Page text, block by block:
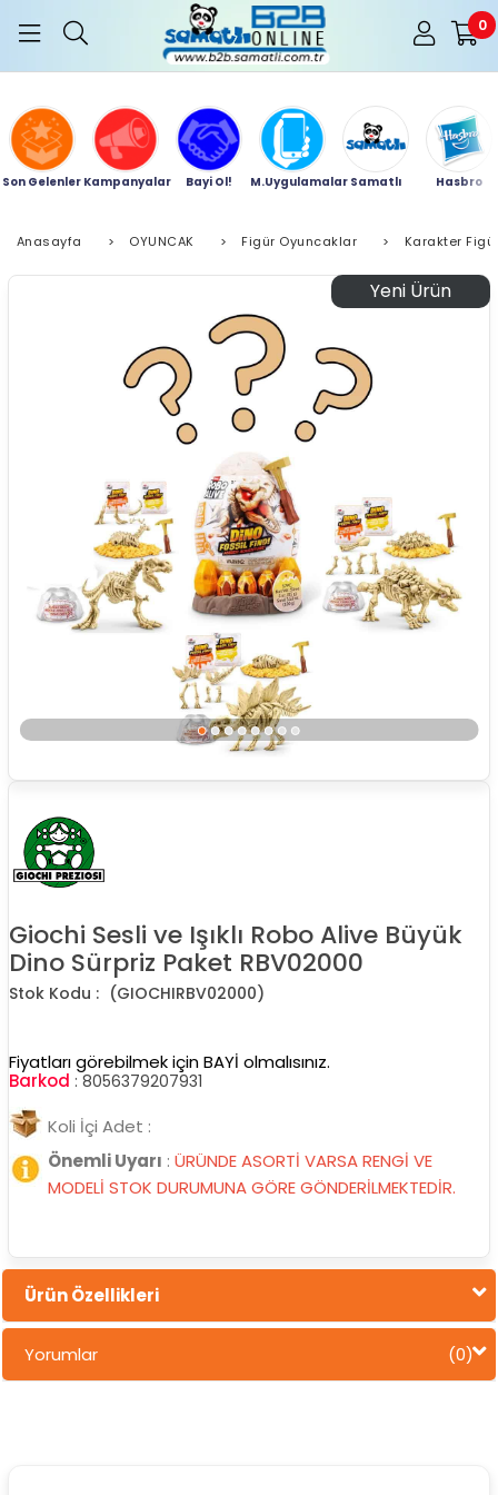
0
Son Gelenler Kampanyalar Bayi Ol! M.Uygulamalar Samatlı Hasbro
Anasayfa > OYUNCAK > Figür Oyuncaklar > Karakter
Yeni Ürün
Giochi Sesli ve Işıklı Robo Alive Büyük
Dino Sürpriz Paket RBV02000
(GIOCHIRBV02000)
Fiyatları görebilmek için BAYİ olmalısınız.
Barkod : 8056379207931
Koli İçi Adet :
Önemli Uyarı : ÜRÜNDE ASORTİ VARSA RENGİ VE
MODELİ STOK DURUMUNA GÖRE GÖNDERİLMEKTEDİR.
Ürün Özellikleri
Yorumlar (0)